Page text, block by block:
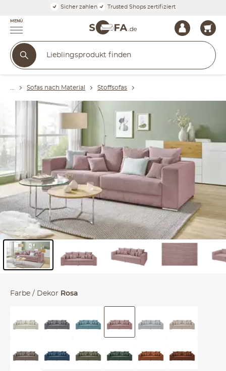
Sicher zahlen Trusted Shops zertifiziert
MENÜ
Sofas nach Material Stoffsofas
Farbe / Dekor Rosa